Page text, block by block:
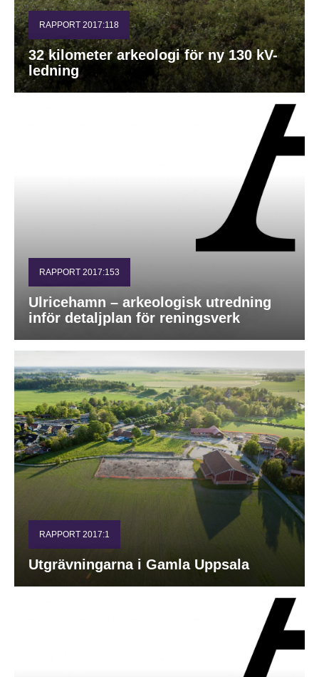
RAPPORT 2017:118
32 kilometer arkeologi för ny 130 kV-
ledning
RAPPORT 2017:153
Ulricehamn – arkeologisk utredning
inför detaljplan för reningsverk
RAPPORT 2017:1
Utgrävningarna i Gamla Uppsala